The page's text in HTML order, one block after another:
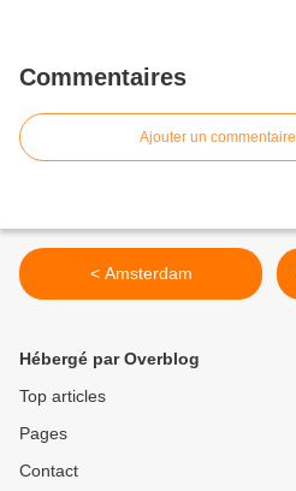
Commentaires
Ajouter un commentaire
< Amsterdam
Hébergé par Overblog
Top articles
Pages
Contact